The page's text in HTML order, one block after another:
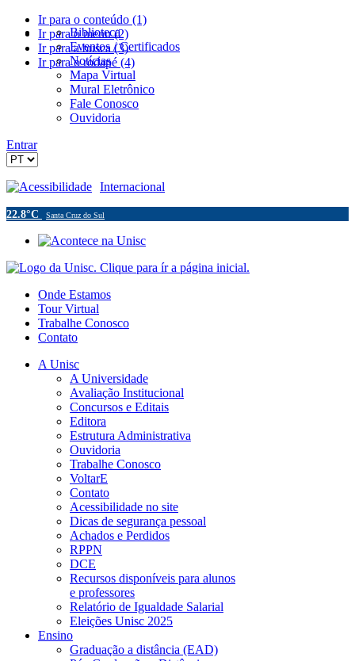
Ir para o conteúdo (1)
Ir para o menu (2)
Ir para a busca (3)
Ir para o rodapé (4)
Biblioteca
Eventos / Certificados
Notícias
Mapa Virtual
Mural Eletrônico
Fale Conosco
Ouvidoria
Entrar
Acessibilidade Internacional
22.8°C Santa Cruz do Sul
Onde Estamos
Tour Virtual
Trabalhe Conosco
Contato
A Unisc
A Universidade
Avaliação Institucional
Concursos e Editais
Editora
Estrutura Administrativa
Ouvidoria
Trabalhe Conosco
VoltarE
Contato
Acessibilidade no site
Dicas de segurança pessoal
Achados e Perdidos
RPPN
DCE
Recursos disponíveis para alunos
e professores
Relatório de Igualdade Salarial
Eleições Unisc 2025
Ensino
Graduação a distância (EAD)